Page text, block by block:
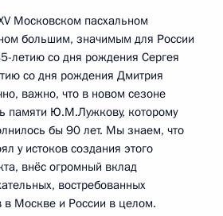
Московском пасхальном
большим, значимым для России
летию со дня рождения Сергея
со дня рождения Дмитрия
важно, что в новом сезоне
памяти Ю.М.Лужкову, которому
бы 90 лет. Мы знаем, что
у истоков создания этого
внёс огромный вклад
востребованных
в Москве и России в целом.